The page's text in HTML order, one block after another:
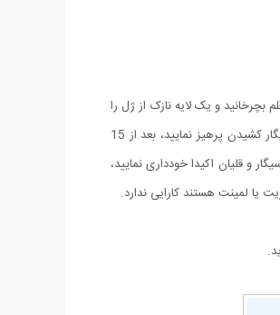
و یک لایه نازک از ژل را
بر روی دندان ها ایجاد نمایید. بمدت 15 دقیقه به ژل فرصت دهید تا بر روی دندان هایتان باقی بماند، تا زمانیکه ژل بر روی دندان هایتان می باشد از خوردن، آشامیدن و سیگار کشیدن پرهیز نمایید، بعد از 15
چای، قهوه، مواد کافئین دار، سیگار و قلیان اکیدا خودداری نمایید،